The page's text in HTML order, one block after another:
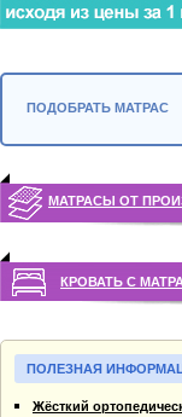
ПОДОБРАТЬ МАТРАС
МАТРАСЫ ОТ
КРОВАТЬ С
ПОЛЕЗНАЯ
Жёсткий